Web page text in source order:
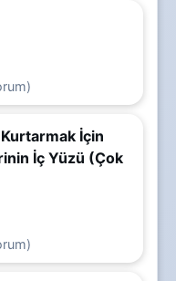
Kurtarmak İçin
İç Yüzü (Çok